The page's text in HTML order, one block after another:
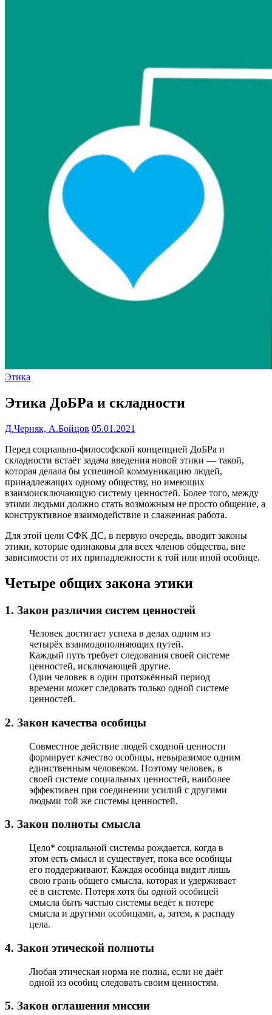
Этика
Этика ДоБРа и складности
Д.Черняк, А.Бойцов 05.01.2021
Перед социально-философской концепцией ДоБРа и
складности встаёт задача введения новой этики — такой,
которая делала бы успешной коммуникацию людей,
принадлежащих одному обществу, но имеющих
взаимоисключающую систему ценностей. Более того, между
этими людьми должно стать возможным не просто общение, а
конструктивное взаимодействие и слаженная работа.
Для этой цели СФК ДС, в первую очередь, вводит законы
этики, которые одинаковы для всех членов общества, вне
зависимости от их принадлежности к той или иной особице.
Четыре общих закона этики
1. Закон различия систем ценностей
Человек достигает успеха в делах одним из
четырёх взаимодополняющих путей.
Каждый путь требует следования своей системе
ценностей, исключающей другие.
Один человек в один протяжённый период
времени может следовать только одной системе
ценностей.
2. Закон качества особицы
Совместное действие людей сходной ценности
формирует качество особицы, невыразимое одним
единственным человеком. Поэтому человек, в
своей системе социальных ценностей, наиболее
эффективен при соединении усилий с другими
людьми той же системы ценностей.
3. Закон полноты смысла
Цело* социальной системы рождается, когда в
этом есть смысл и существует, пока все особицы
его поддерживают. Каждая особица видит лишь
свою грань общего смысла, которая и удерживает
её в системе. Потеря хотя бы одной особицей
смысла быть частью системы ведёт к потере
смысла и другими особицами, а, затем, к распаду
цела.
4. Закон этической полноты
Любая этическая норма не полна, если не даёт
одной из особиц следовать своим ценностям.
5. Закон оглашения миссии